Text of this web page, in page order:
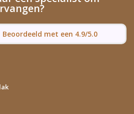
Beoordeeld met een 4.9/5.0